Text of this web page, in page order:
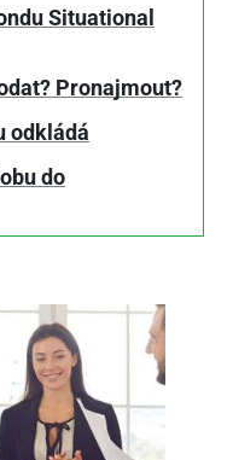
Situational
Pronajmout?
odkládá
do